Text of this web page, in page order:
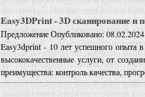
Easy3DPrint - 3D сканирование и
ПредложениеОпубликовано:
Easy3dprint - 10 лет успешного опыта
высококачественные услуги, от
преимущества: контроль качества,